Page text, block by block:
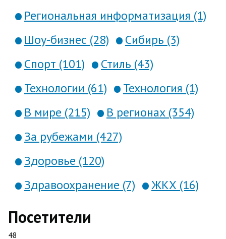
Региональная информатизация (1)
Шоу-бизнес (28)
Сибирь (3)
Спорт (101)
Стиль (43)
Технологии (61)
Технология (1)
В мире (215)
В регионах (354)
За рубежами (427)
Здоровье (120)
Здравоохранение (7)
ЖКХ (16)
Посетители
48